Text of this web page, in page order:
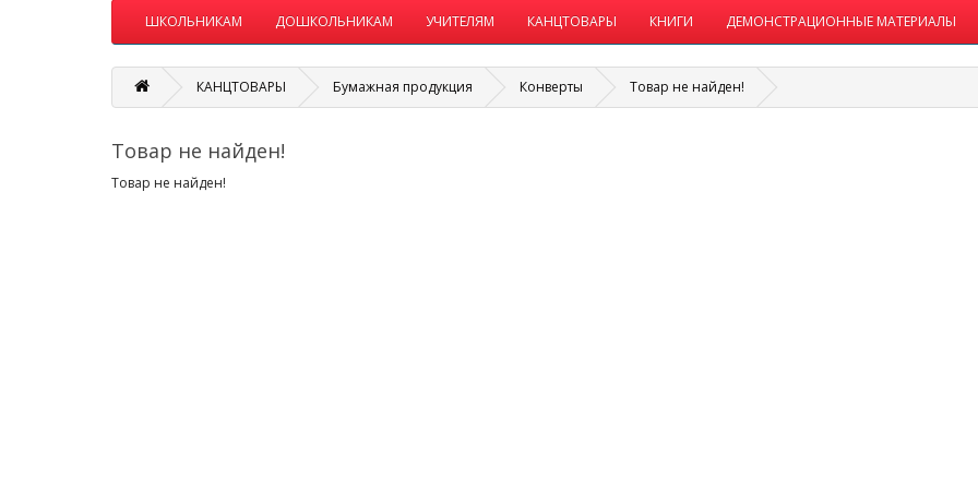
ШКОЛЬНИКАМ ДОШКОЛЬНИКАМ УЧИТЕЛЯМ КАНЦТОВАРЫ КНИГИ ДЕМОНСТРАЦИОННЫЕ МАТЕРИАЛЫ
КАНЦТОВАРЫ Бумажная продукция Конверты Товар не найден!
Товар не найден!
Товар не найден!